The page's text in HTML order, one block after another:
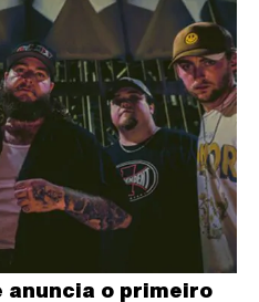
anuncia o primeiro